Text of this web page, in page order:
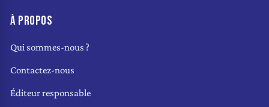
À PROPOS
Qui sommes-nous ?
Contactez-nous
Éditeur responsable